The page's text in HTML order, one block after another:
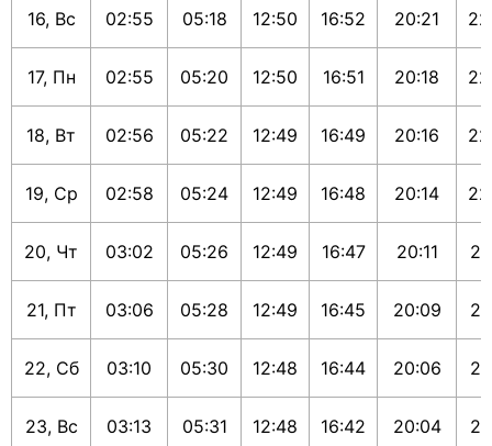
16, Вс 02:55 05:18 12:50 16:52 20:21
17, Пн 02:55 05:20 12:50 16:51 20:18
18, Вт 02:56 05:22 12:49 16:49 20:16
19, Ср 02:58 05:24 12:49 16:48 20:14
20, Чт 03:02 05:26 12:49 16:47 20:11
21, Пт 03:06 05:28 12:49 16:45 20:09
22, Сб 03:10 05:30 12:48 16:44 20:06
23, Вс 03:13 05:31 12:48 16:42 20:04